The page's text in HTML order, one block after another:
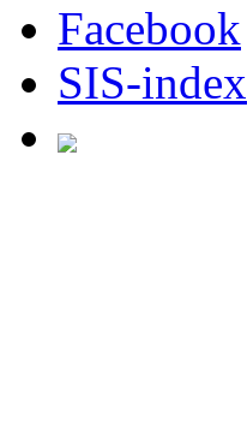
Facebook
SIS-index